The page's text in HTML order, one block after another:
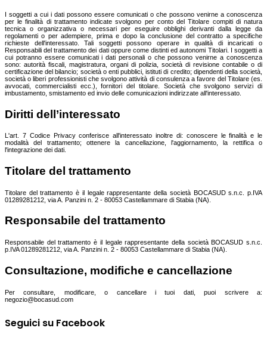
I soggetti a cui i dati possono essere comunicati o che possono venirne a conoscenza
per le finalità di trattamento indicate svolgono per conto del Titolare compiti di natura
tecnica o organizzativa o necessari per eseguire obblighi derivanti dalla legge da
regolamenti o per adempiere, prima e dopo la conclusione del contratto a specifiche
richieste dell'interessato. Tali soggetti possono operare in qualità di incaricati o
Responsabili del trattamento dei dati oppure come distinti ed autonomi Titolari. I soggetti a
cui potranno essere comunicati i dati personali o che possono venirne a conoscenza
sono: autorità fiscali, magistratura, organi di polizia, società di revisione contabile o di
certificazione del bilancio; società o enti pubblici, istituti di credito; dipendenti della società,
società o liberi professionisti che svolgono attività di consulenza a favore del Titolare (es.
avvocati, commercialisti ecc.), fornitori del titolare. Società che svolgono servizi di
imbustamento, smistamento ed invio delle comunicazioni indirizzate all'interessato.
Diritti dell’interessato
L'art. 7 Codice Privacy conferisce all'interessato inoltre di: conoscere le finalità e le
modalità del trattamento; ottenere la cancellazione, l'aggiornamento, la rettifica o
l'integrazione dei dati.
Titolare del trattamento
Titolare del trattamento è il legale rappresentante della società BOCASUD s.n.c. p .IVA
01289281212, via A. Panzini n. 2 - 80053 Castellammare di Stabia (NA)
Responsabile del trattamento
Responsabile del trattamento è il legale rappresentante della societàBOCASUD s.n.c.
p .IVA 01289281212, via A. Panzini n. 2 - 80053 Castellammare di Stabia (NA)
Consultazione, modifiche e cancellazione
Per consultare, modificare, o cancellare i tuoi dati, puoi scrivere a:
negozio@bocasud.com
Seguici su Facebook